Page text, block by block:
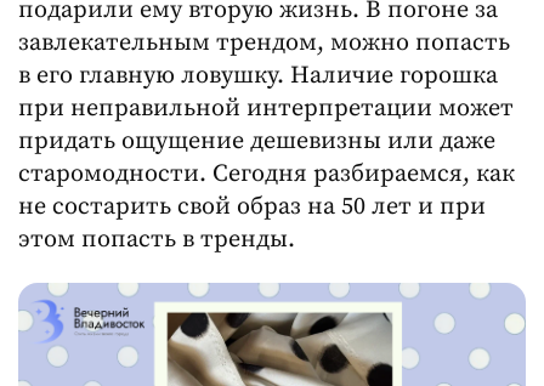
подарили ему вторую жизнь. В погоне за
завлекательным трендом, можно попасть
в его главную ловушку. Наличие горошка
при неправильной интерпретации может
придать ощущение дешевизны или даже
старомодности. Сегодня разбираемся, как
не состарить свой образ на 50 лет и при
этом попасть в тренды.